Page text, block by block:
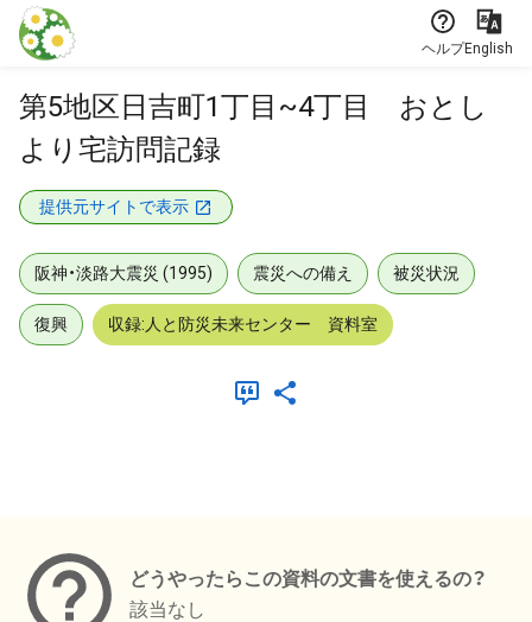
本文に飛ぶ
ヘルプEnglish
第5地区日吉町1丁目~4丁目 おとし
より宅訪問記録
提供元サイトで表示
阪神・淡路大震災 (1995) 震災への備え 被災状況
復興 収録:人と防災未来センター 資料室
どうやったらこの資料の文書を使えるの？
該当なし